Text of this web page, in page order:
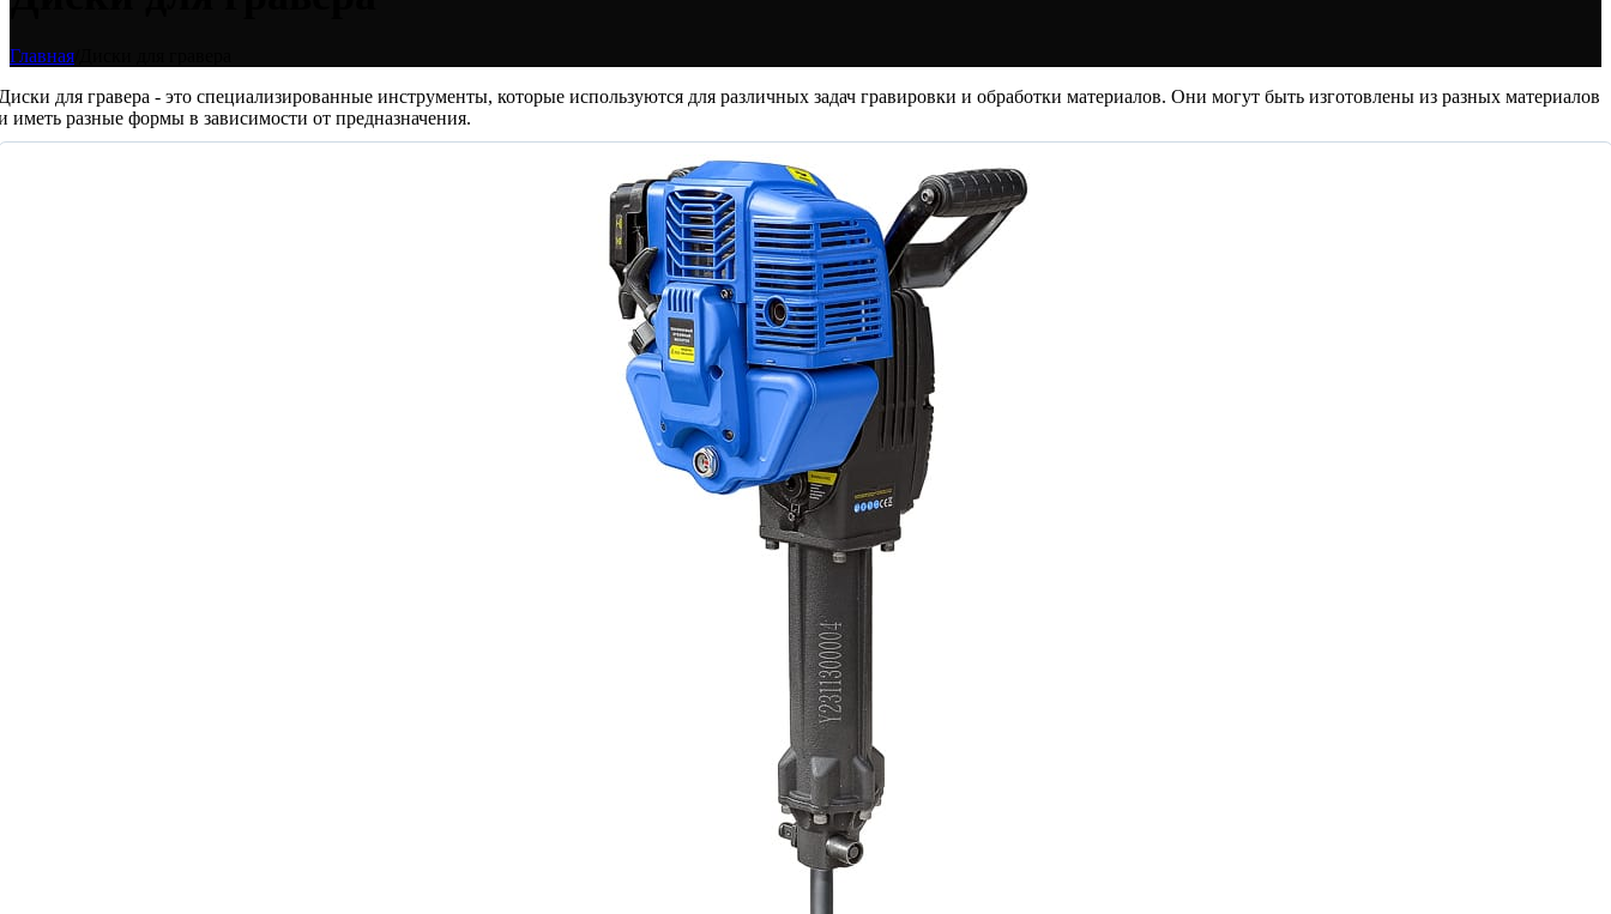
Главная
для гравера - это специализированные инструменты, которые используются для различных задач гравировки и обработки материалов. Они могут быть изготовлены из разных материалов
иметь разные формы в зависимости от предназначения.